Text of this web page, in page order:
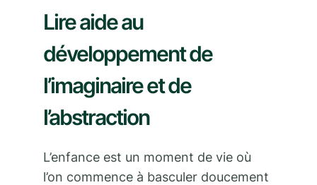
Lire aide au
développement de
l’imaginaire et de
l’abstraction
L’enfance est un moment de vie où
l’on commence à basculer doucement